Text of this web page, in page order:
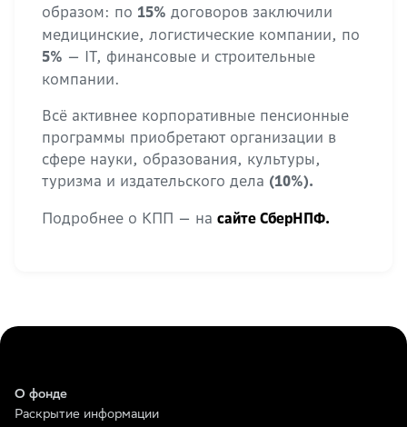
образом: по 15% договоров заключили
медицинские, логистические компании, по
5% — IT, финансовые и строительные
компании.
Всё активнее корпоративные пенсионные
программы приобретают организации в
сфере науки, образования, культуры,
туризма и издательского дела (10%).
Подробнее о КПП — на сайте СберНПФ.
О фонде
Раскрытие информации